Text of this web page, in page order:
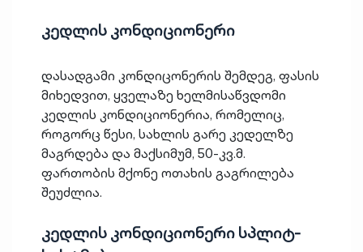
კედლის კონდიციონერი
დასადგამი კონდიცონერის შემდეგ, ფასის
მიხედვით, ყველაზე ხელმისაწვდომი
კედლის კონდიციონერია, რომელიც,
როგორც წესი, სახლის გარე კედელზე
მაგრდება და მაქსიმუმ, 50-კვ.მ.
ფართობის მქონე ოთახის გაგრილება
შეუძლია.
კედლის კონდიციონერი სპლიტ-